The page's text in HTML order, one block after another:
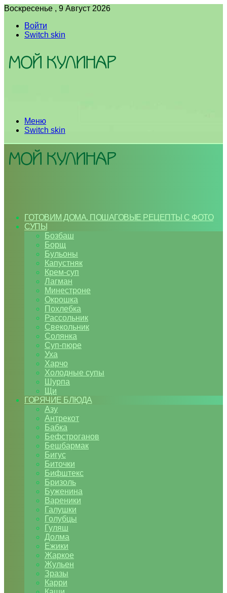
Воскресенье , 9 Август 2026
Войти
Switch skin
Меню
Switch skin
ГОТОВИМ ДОМА. ПОШАГОВЫЕ РЕЦЕПТЫ С ФОТО
СУПЫ
Бозбаш
Борщ
Бульоны
Капустняк
Крем-суп
Лагман
Минестроне
Окрошка
Похлебка
Рассольник
Свекольник
Солянка
Суп-пюре
Уха
Харчо
Холодные супы
Шурпа
Щи
ГОРЯЧИЕ БЛЮДА
Азу
Антрекот
Бабка
Бефстроганов
Бешбармак
Бигус
Биточки
Бифштекс
Бризоль
Буженина
Вареники
Галушки
Голубцы
Гуляш
Долма
Ежики
Жаркое
Жульен
Зразы
Карри